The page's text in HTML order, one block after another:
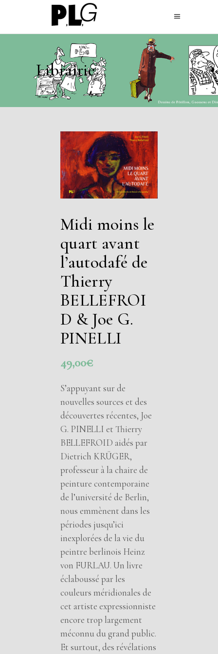
Librairie
Midi moins le
quart avant
l’autodafé de
Thierry
BELLEFROI
D & Joe G.
PINELLI
49,00€
S’appuyant sur de
nouvelles sources et des
découvertes récentes, Joe
G. PINELLI et Thierry
BELLEFROID aidés par
Dietrich KRÜGER,
professeur à la chaire de
peinture contemporaine
de l’université de Berlin,
nous emmènent dans les
périodes jusqu’ici
inexplorées de la vie du
peintre berlinois Heinz
von FURLAU. Un livre
éclaboussé par les
couleurs méridionales de
cet artiste expressionniste
encore trop largement
méconnu du grand public.
Et surtout, des révélations